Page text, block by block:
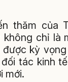
thăm của
không chỉ là
kỳ
tác kinh
mới.